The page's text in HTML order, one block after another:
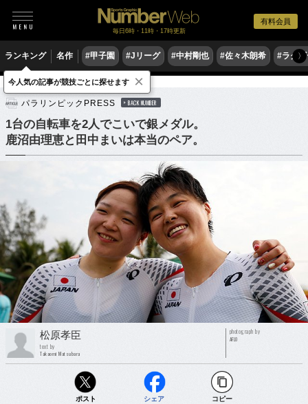
有料会員
毎日6時・11時・17時更新
ランキング 名作 #甲子園 #Jリーグ #中村剛也 #佐々木朗希 #ラグ〉
他競技 パラスポーツ
パラリンピックPRESS BACK NUMBER
1台の自転車を2人でこいで銀メダル。
鹿沼由理恵と田中まいは本当のペア。
松原孝臣
text by
Takaomi Matsubara
photograph by
AFLO
ポスト シェア コピー
今人気の記事が競技ごとに探せます ×